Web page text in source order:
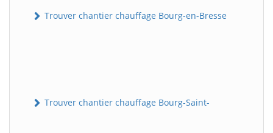
Trouver chantier chauffage Bourg-en-Bresse
Trouver chantier chauffage Bourg-Saint-